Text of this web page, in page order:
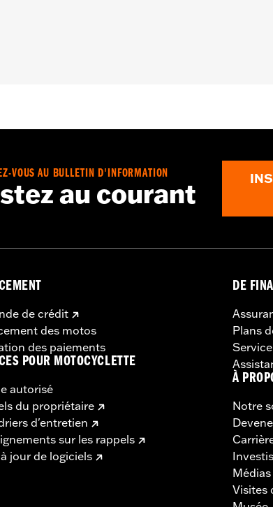
ou à l’ensemble de fourche inversée.
VOUS AU BULLETIN D'INFORMATION
au courant
de crédit
des motos
des paiements
POUR MOTOCYCLETTE
autorisé
du propriétaire
d'entretien
sur les rappels
jour de logiciels
DE
Plans
À
Notre
Médias
Visites